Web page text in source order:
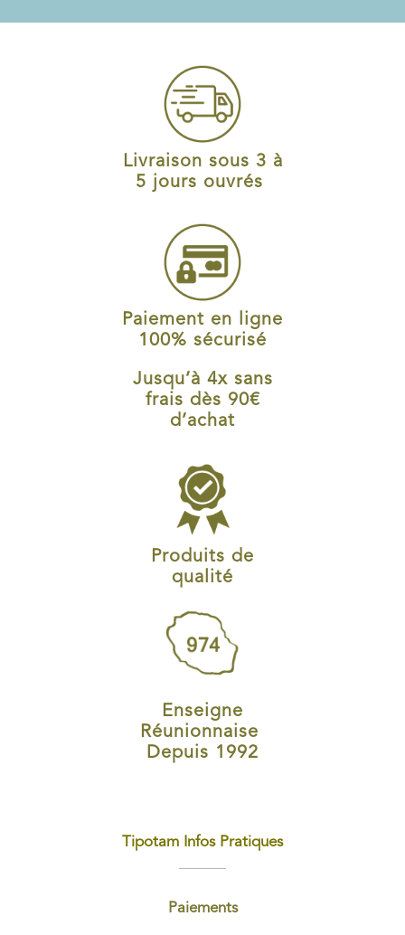
Livraison sous 3 à
5 jours ouvrés
Paiement en ligne
100% sécurisé
Jusqu’à 4x sans
frais dès 90€
d’achat
Produits de
qualité
Enseigne
Réunionnaise
Depuis 1992
Tipotam Infos Pratiques
Paiements